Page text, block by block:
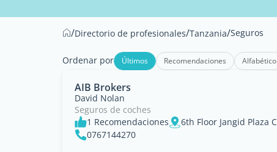
/Directorio de profesionales/Tanzania/Seguros
Ordenar por Últimos Recomendaciones Alfabético
AIB Brokers
David Nolan
Seguros de coches
1 Recomendaciones
0767144270